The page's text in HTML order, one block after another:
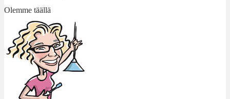
Olemme täällä